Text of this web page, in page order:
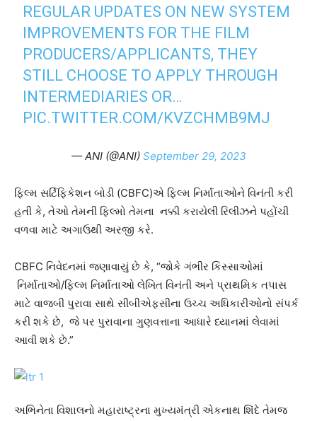
REGULAR UPDATES ON NEW SYSTEM
IMPROVEMENTS FOR THE FILM
PRODUCERS/APPLICANTS, THEY
STILL CHOOSE TO APPLY THROUGH
INTERMEDIARIES OR…
PIC.TWITTER.COM/KVZCHMB9MJ
— ANI (@ANI) September 29, 2023
ફિલ્મ સર્ટિફિકેશન બોડી (CBFC)એ ફિલ્મ નિર્માતાઓને વિનંતી કરી
હતી કે, તેઓ તેમની ફિલ્મો તેમના નક્કી કરાયેલી રિલીઝને પહોંચી
વળવા માટે અગાઉથી અરજી કરે.
CBFC નિવેદનમાં જણાવાયું છે કે, “જોકે ગંભીર કિસ્સાઓમાં
નિર્માતાઓ/ફિલ્મ નિર્માતાઓ લેખિત વિનંતી અને પ્રાથમિક તપાસ
માટે વાજબી પુરાવા સાથે સીબીએફસીના ઉચ્ચ અધિકારીઓનો સંપર્ક
કરી શકે છે, જે પર પુરાવાના ગુણવત્તાના આધારે ધ્યાનમાં લેવામાં
આવી શકે છે.”
અભિનેતા વિશાલનો મહારાષ્ટ્રના મુખ્યમંત્રી એકનાથ શિંદે તેમજ